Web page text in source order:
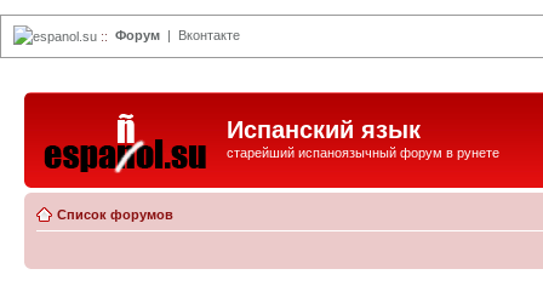
espanol.su :: Форум | Вконтакте
Испанский язык
старейший испаноязычный форум в рунете
Список форумов